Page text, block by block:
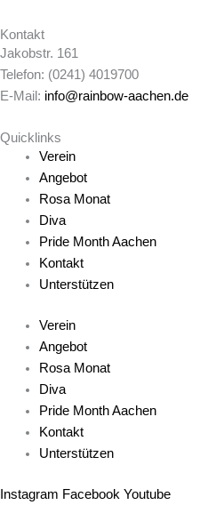
Kontakt
Jakobstr. 161
Telefon: (0241) 4019700
E-Mail: info@rainbow-aachen.de
Quicklinks
Verein
Angebot
Rosa Monat
Diva
Pride Month Aachen
Kontakt
Unterstützen
Verein
Angebot
Rosa Monat
Diva
Pride Month Aachen
Kontakt
Unterstützen
Instagram Facebook Youtube